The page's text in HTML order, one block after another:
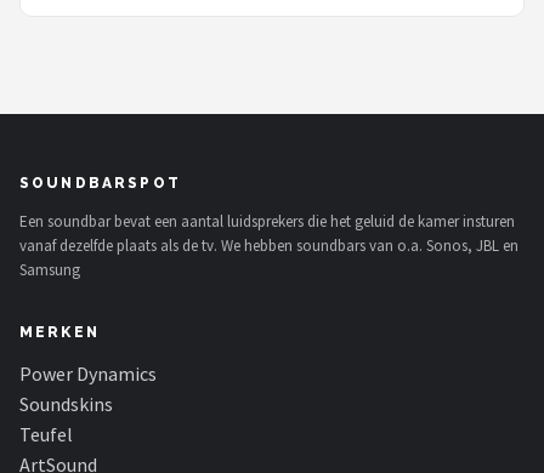
SOUNDBARSPOT
Een soundbar bevat een aantal luidsprekers die het geluid de kamer insturen
vanaf dezelfde plaats als de tv. We hebben soundbars van o.a. Sonos, JBL en
Samsung
MERKEN
Power Dynamics
Soundskins
Teufel
ArtSound